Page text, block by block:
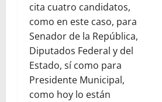
cita cuatro candidatos,
como en este caso, para
Senador de la República,
Diputados Federal y del
Estado, sí como para
Presidente Municipal,
como hoy lo están